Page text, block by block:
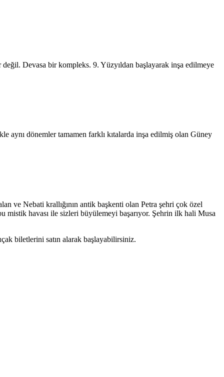
Devasa bir kompleks. 9. Yüzyıldan başlayarak inşa edilmeye
aynı dönemler tamamen farklı kıtalarda inşa edilmiş olan Güney
ve Nebati krallığının antik başkenti olan Petra şehri çok özel
mistik havası ile sizleri büyülemeyi başarıyor. Şehrin ilk hali Musa
biletlerini satın alarak başlayabilirsiniz.